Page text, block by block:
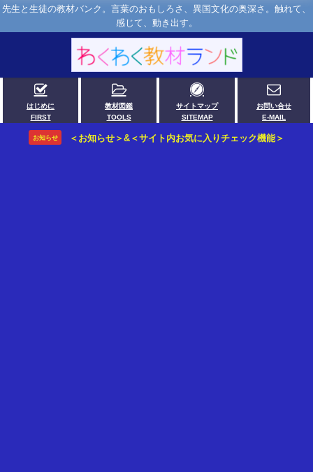
先生と生徒の教材バンク。言葉のおもしろさ、異国文化の奥深さ。触れて、
感じて、動き出す。
はじめに
FIRST
教材図鑑
TOOLS
サイトマップ
SITEMAP
お問い合せ
E-MAIL
お知らせ ＜お知らせ＞&＜サイト内お気に入りチェック機能＞